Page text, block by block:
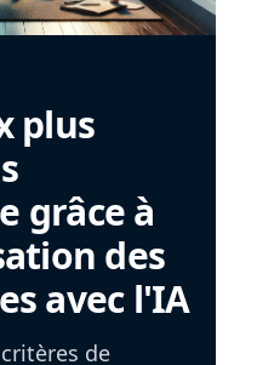
plus
grâce à
des
avec l'IA
de